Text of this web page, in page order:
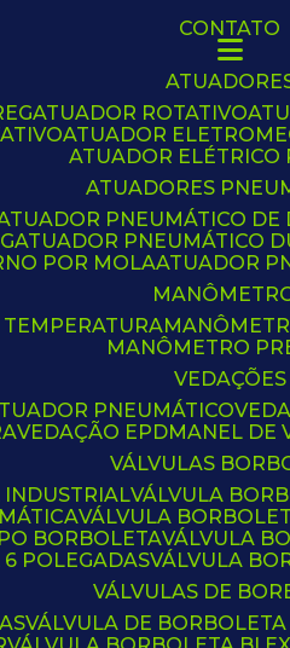
CONTATO
ATUADOR ROTATIVO
ATUADOR
ATUADOR ELÉTRICO
ATUADORES
ATUADOR PNEUMÁTICO
ATUADOR PNEUMÁTICO
POR MOLA ATUADOR
TEMPERATURA
MANÔMETRO
VEDAÇÕES
PNEUMÁTICO
VEDAÇÃO EPDM ANEL
VÁLVULAS
INDUSTRIAL VÁLVULA
VÁLVULA
BORBOLETA VÁLVULA
6 POLEGADAS VÁLVULA
VÁLVULAS DE
VÁLVULA DE